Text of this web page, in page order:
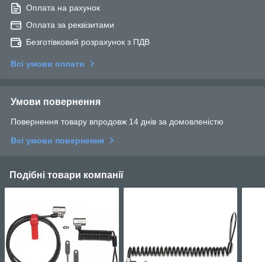
Оплата на рахунок
Оплата за реквізитами
Безготівковий розрахунок з ПДВ
Всі умови оплати
Умови повернення
Повернення товару впродовж 14 днів за домовленістю
Всі умови повернення
Подібні товари компанії